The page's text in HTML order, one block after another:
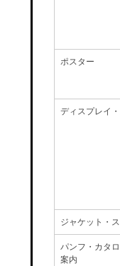
ポスター
ディスプレイ
ジャケット・
パンフ・カタ
案内